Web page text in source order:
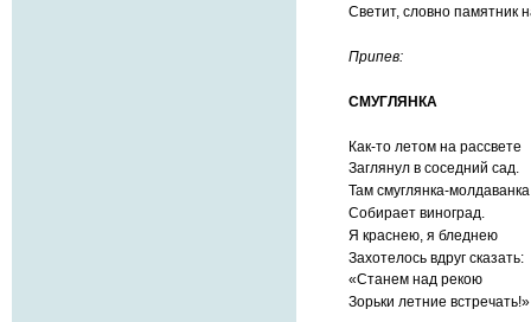
Светит, словно памятник
Припев:
СМУГЛЯНКА
Как-то летом на рассвете
Заглянул в соседний сад.
Там смуглянка-молдаванка
Собирает виноград.
Я краснею, я бледнею
Захотелось вдруг сказать:
«Станем над рекою
Зорьки летние встречать!»